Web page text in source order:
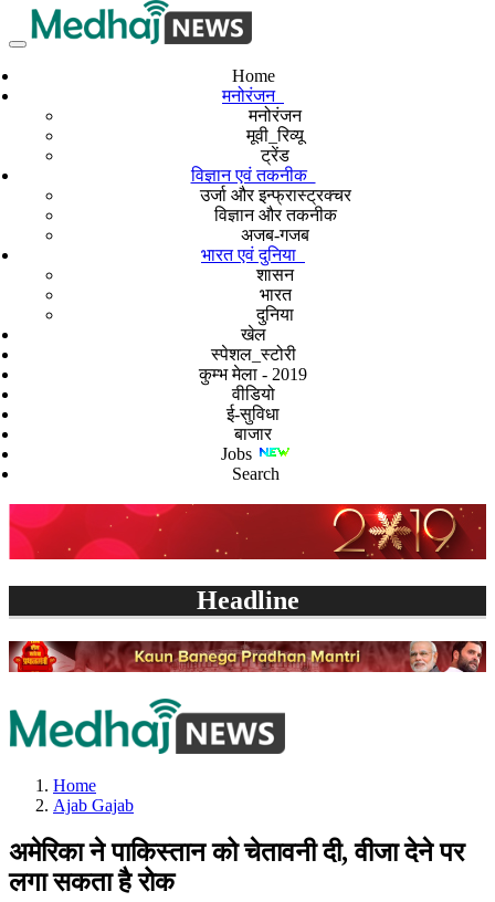
Home
मनोरंजन
मनोरंजन
मूवी_रिव्यू
ट्रेंड
विज्ञान एवं तकनीक
उर्जा और इन्फ्रास्ट्रक्चर
विज्ञान और तकनीक
अजब-गजब
भारत एवं दुनिया
शासन
भारत
दुनिया
खेल
स्पेशल_स्टोरी
कुम्भ मेला - 2019
वीडियो
ई-सुविधा
बाजार
Jobs
Search
Headline
Home
Ajab Gajab
अमेरिका ने पाकिस्तान को चेतावनी दी, वीजा देने पर
लगा सकता है रोक